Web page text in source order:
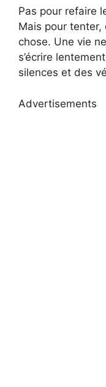
Pas pour refaire
Mais pour
chose. Une vie
s’écrire
silences et des
Advertisements